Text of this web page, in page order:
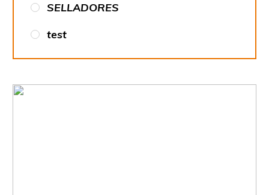
SELLADORES
test